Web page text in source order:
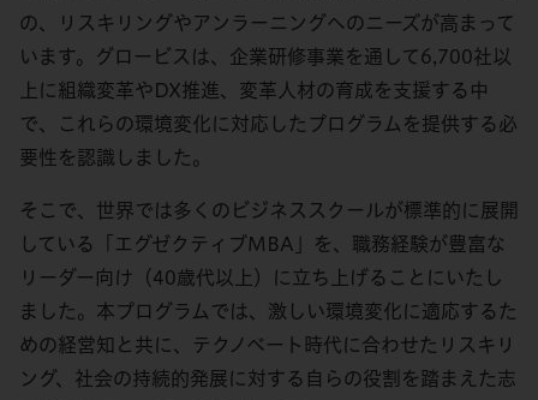
の、リスキリングやアンラーニングへのニーズが高まって
います。グロービスは、企業研修事業を通して6,700社以
上に組織変革やDX推進、変革人材の育成を支援する中
で、これらの環境変化に対応したプログラムを提供する必
要性を認識しました。
そこで、世界では多くのビジネススクールが標準的に展開
している「エグゼクティブMBA」を、職務経験が豊富な
リーダー向け（40歳代以上）に立ち上げることにいたし
ました。本プログラムでは、激しい環境変化に適応するた
めの経営知と共に、テクノベート時代に合わせたリスキリ
ング、社会の持続的発展に対する自らの役割を踏まえた志